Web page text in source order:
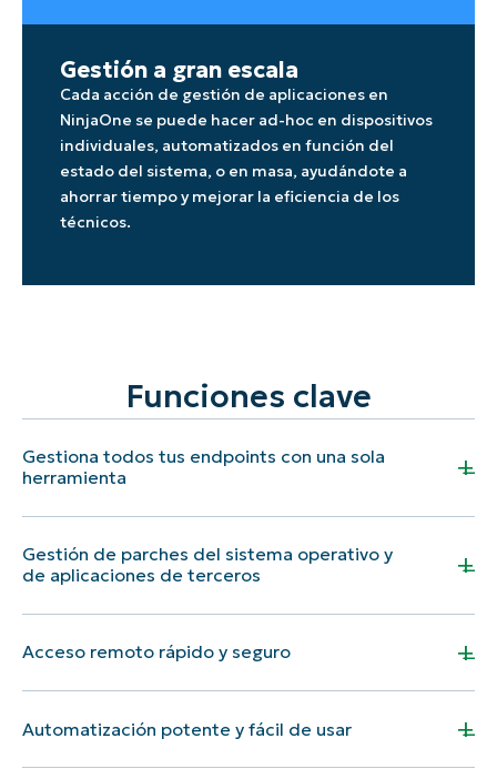
Gestión a gran escala
Cada acción de gestión de aplicaciones en
NinjaOne se puede hacer ad-hoc en dispositivos
individuales, automatizados en función del
estado del sistema, o en masa, ayudándote a
ahorrar tiempo y mejorar la eficiencia de los
técnicos.
Funciones clave
Gestiona todos tus endpoints con una sola
herramienta
+
fenomenal y resulta clave para la
eficiencia y el éxito operativo.
Scott G.
Director de Operaciones
Gestión de parches del sistema operativo y
de aplicaciones de terceros
+
Adquirimos NinjaOne,
principalmente, por su gestión de
parches. Fue muy fácil de
Acceso remoto rápido y seguro +
Automatización potente y fácil de usar +